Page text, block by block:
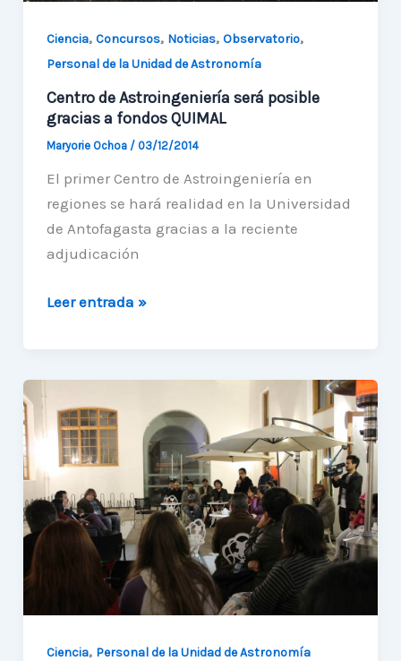
Ciencia, Concursos, Noticias, Observatorio,
Personal de la Unidad de Astronomía
Centro de Astroingeniería será posible
gracias a fondos QUIMAL
Maryorie Ochoa / 03/12/2014
El primer Centro de Astroingeniería en
regiones se hará realidad en la Universidad
de Antofagasta gracias a la reciente
adjudicación
Centro
será
gracias
fondos
QUIMAL
Leer entrada »
Ciencia, Personal de la Unidad de Astronomía